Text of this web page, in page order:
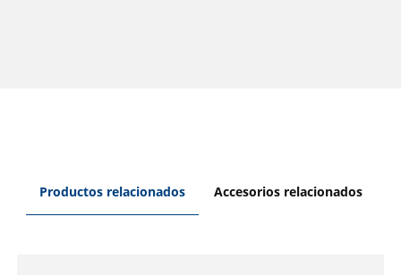
Productos relacionados Accesorios relacionados